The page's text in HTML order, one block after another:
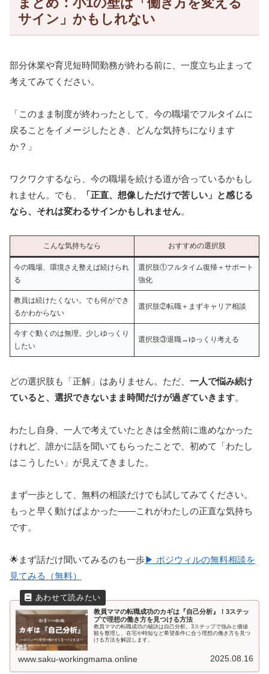
サイン」かもしれない
部分休業や育児短時間勤務が終わる前に、一度立ち止まって
考えてみてください。
「このまま制度が終わったとして、今の職場でフルタイムに
戻ることをイメージしたとき、どんな気持ちになります
か？」
ワクワクするなら、今の職場を続ける道が合っているかもし
れません。でも、
「正直、想像しただけで苦しい」と感じる
なら、それは変わるサインかもしれません。
こんな気持ちなら おすすめの選択肢
今の職場、環境さえ整えば続けられ
る
選択肢①フルタイム復帰＋サポート
強化
教員は続けたくない。でも何ができ
るかわからない
選択肢②転職＋まずキャリア相談
今すぐ動くのは無理。少しゆっくり
したい
選択肢③退職→ゆっくり考える
どの選択肢も「正解」はありません。ただ、 一人で悩み続け
ていると、選択できないまま時間だけが過ぎていきます。
わたし自身、一人で考えていたときは全然前に進めなかった
けれど、誰かに話を聞いてもらったことで、初めて「わたし
はこうしたい」が見えてきました。
まず一歩として、無料の相談だけでも試してみてください。
もっと早く動けばよかった——これがわたしの正直な気持ち
です。
🌟まず話だけ聞いてみるのも一歩▶ ポジウィルの無料相談を
見てみる（無料）
教員ママの転職成功のカギは『自己分析』！3ステッ
プで理想の働き方を見つける方法
教員ママの転職成功の秘訣は自己分析。3ステップで強みと価値
観を整理し、在宅や時短など希望条件に合う理想の働き方を見つ
ける方法を解説します。
www.saku-workingmama.online 2025.08.16